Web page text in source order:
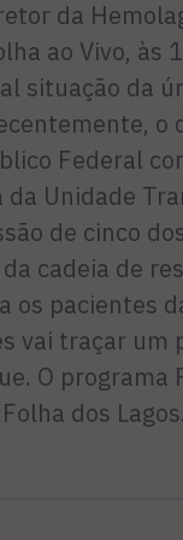
da
ao Vivo, às
situação da
o
Federal
Unidade
de cinco
cadeia de
pacientes
vai traçar um
O programa
dos Lagos.